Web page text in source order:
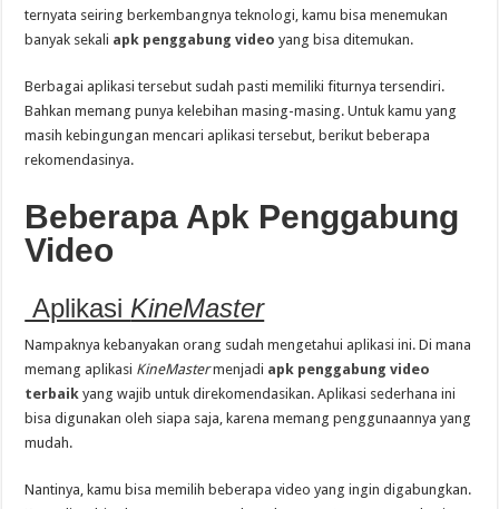
ternyata seiring berkembangnya teknologi, kamu bisa menemukan
banyak sekali apk penggabung videoyang bisa ditemukan.
Berbagai aplikasi tersebut sudah pasti memiliki fiturnya tersendiri.
Bahkan memang punya kelebihan masing-masing. Untuk kamu yang
masih kebingungan mencari aplikasi tersebut, berikut beberapa
rekomendasinya.
Beberapa Apk Penggabung
Video
Aplikasi KineMaster
Nampaknya kebanyakan orang sudah mengetahui aplikasi ini. Di mana
memang aplikasi KineMastermenjadi apk penggabung video
terbaikyang wajib untuk direkomendasikan. Aplikasi sederhana ini
bisa digunakan oleh siapa saja, karena memang penggunaannya yang
mudah.
Nantinya, kamu bisa memilih beberapa video yang ingin digabungkan.